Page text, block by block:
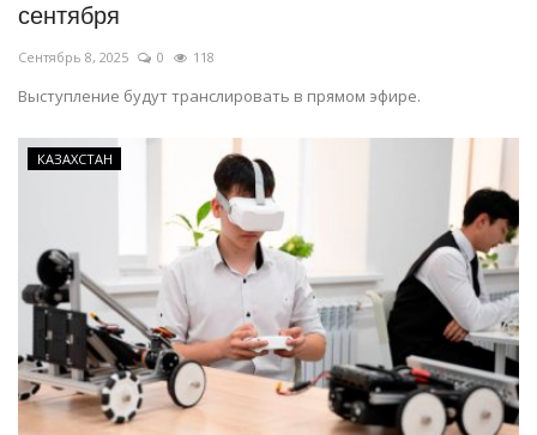
сентября
Сентябрь 8, 2025 0 118
Выступление будут транслировать в прямом эфире.
КАЗАХСТАН